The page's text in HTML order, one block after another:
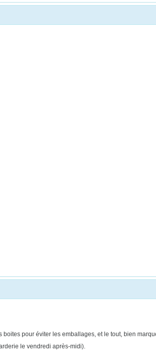
boites pour éviter les emballages, et le tout, bien
le vendredi après-midi).